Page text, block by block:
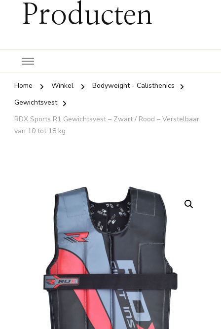
Producten
Home Winkel
Bodyweight - Calisthenics
Gewichtsvest
RDX Sports R1 Gewichtsvest – Zwart / Rood – Verstelbaar
van 10 tot 18 kg